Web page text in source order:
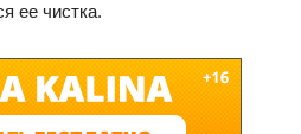
ее чистка.